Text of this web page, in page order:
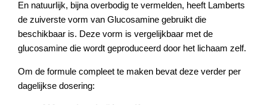
En natuurlijk, bijna overbodig te vermelden, heeft Lamberts
de zuiverste vorm van Glucosamine gebruikt die
beschikbaar is. Deze vorm is vergelijkbaar met de
glucosamine die wordt geproduceerd door het lichaam zelf.
Om de formule compleet te maken bevat deze verder per
dagelijkse dosering: